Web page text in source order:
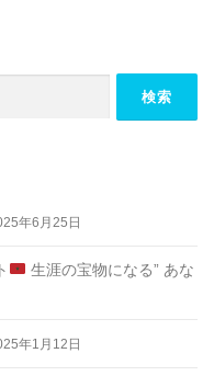
年6月25日
生涯の宝物になる” あな
年1月12日